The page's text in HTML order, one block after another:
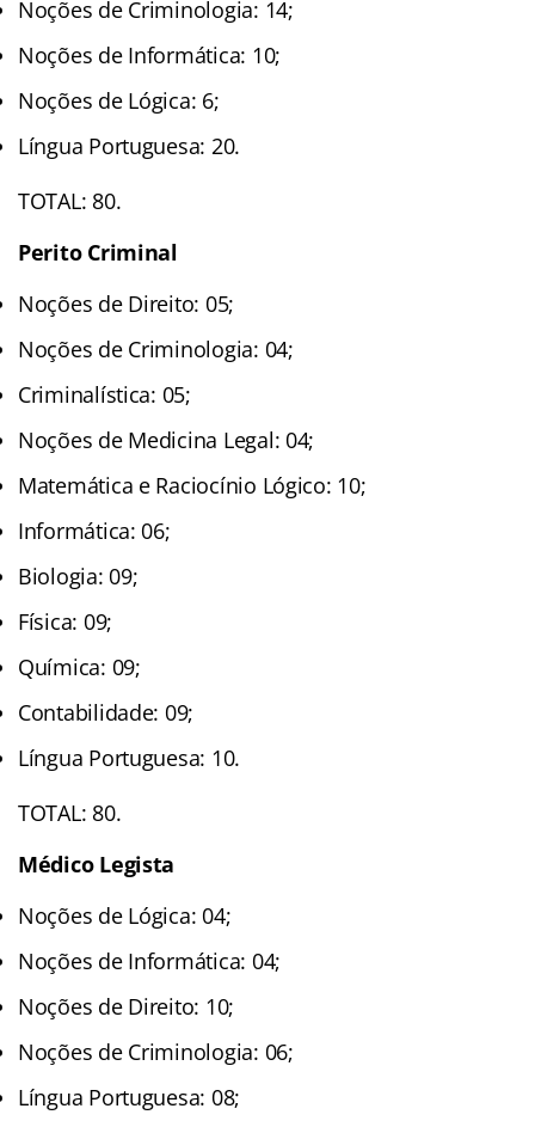
Noções de Criminologia: 14;
Noções de Informática: 10;
Noções de Lógica: 6;
Língua Portuguesa: 20.
TOTAL: 80.
Perito Criminal
Noções de Direito: 05;
Noções de Criminologia: 04;
Criminalística: 05;
Noções de Medicina Legal: 04;
Matemática e Raciocínio Lógico: 10;
Informática: 06;
Biologia: 09;
Física: 09;
Química: 09;
Contabilidade: 09;
Língua Portuguesa: 10.
TOTAL: 80.
Médico Legista
Noções de Lógica: 04;
Noções de Informática: 04;
Noções de Direito: 10;
Noções de Criminologia: 06;
Língua Portuguesa: 08;